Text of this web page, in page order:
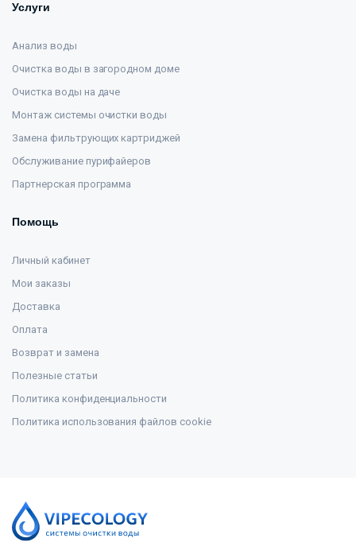
Услуги
Анализ воды
Очистка воды в загородном доме
Очистка воды на даче
Монтаж системы очистки воды
Замена фильтрующих картриджей
Обслуживание пурифайеров
Партнерская программа
Помощь
Личный кабинет
Мои заказы
Доставка
Оплата
Возврат и замена
Полезные статьи
Политика конфиденциальности
Политика использования файлов cookie